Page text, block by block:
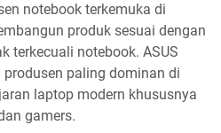
notebook terkemuka di
produk sesuai dengan
terkecuali notebook. ASUS
paling dominan di
laptop modern khususnya
gamers.